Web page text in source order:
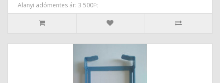
Alanyi adómentes ár: 3 500Ft